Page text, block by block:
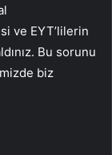
ve EYT’lilerin
Bu sorunu
biz